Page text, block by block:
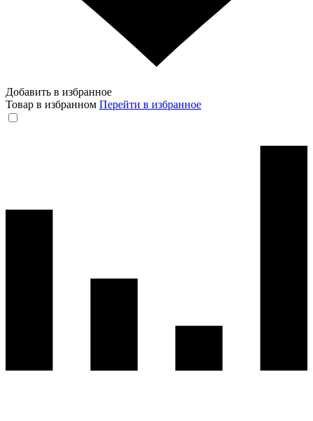
Добавить в избранное
Товар в избранном Перейти в избранное